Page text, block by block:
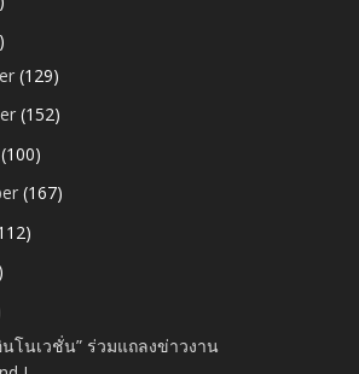
(129)
(152)
(100)
(167)
โนเวชั่น” ร่วมแถลงข่าวงาน